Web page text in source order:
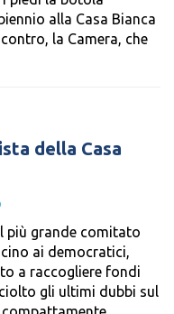
alla Casa Bianca
la Camera, che
della Casa
più grande comitato
ai democratici,
a raccogliere fondi
gli ultimi dubbi sul